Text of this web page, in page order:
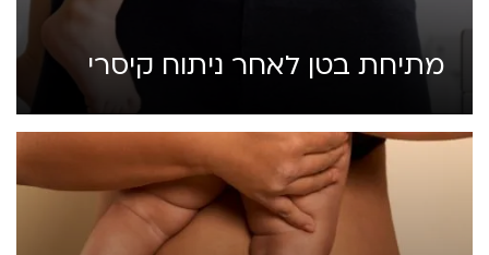
מתיחת בטן לאחר ניתוח קיסרי